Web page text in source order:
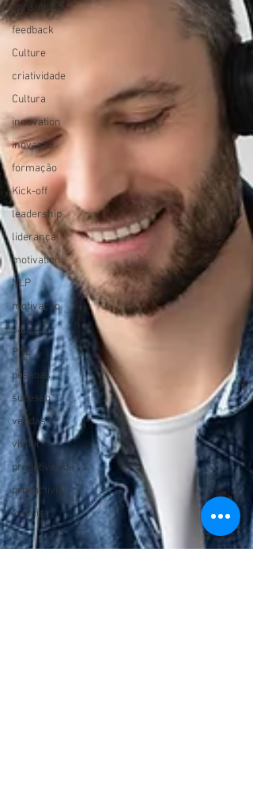
consultoria
feedback
Culture
criatividade
Cultura
innovation
inovação
formação
Kick-off
leadership
liderança
motivation
NLP
motivação
sales
PNL
pessoas
sucesso
vendas
visual
produtividade
productivity
visuais